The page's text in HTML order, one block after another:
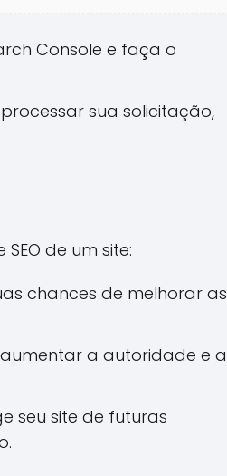
Console e faça o
sua solicitação,
de um site:
chances de melhorar as
a autoridade e a
seu site de futuras